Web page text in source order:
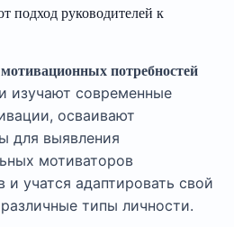
подход руководителей к
потребностей
изучают современные
осваивают
для выявления
мотиваторов
и учатся адаптировать свой
типы личности.